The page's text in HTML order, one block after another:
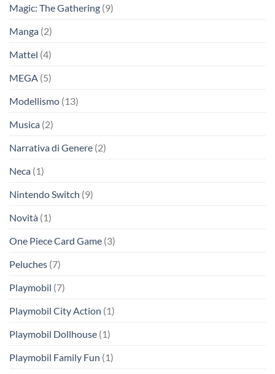
Magic: The Gathering (9)
Manga (2)
Mattel (4)
MEGA (5)
Modellismo (13)
Musica (2)
Narrativa di Genere (2)
Neca (1)
Nintendo Switch (9)
Novità (1)
One Piece Card Game (3)
Peluches (7)
Playmobil (7)
Playmobil City Action (1)
Playmobil Dollhouse (1)
Playmobil Family Fun (1)